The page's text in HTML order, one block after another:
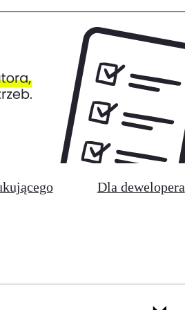
Dla dewelopera